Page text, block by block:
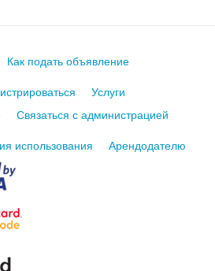
Как подать объявление
Услуги
Связаться с администрацией
использования Арендодателю